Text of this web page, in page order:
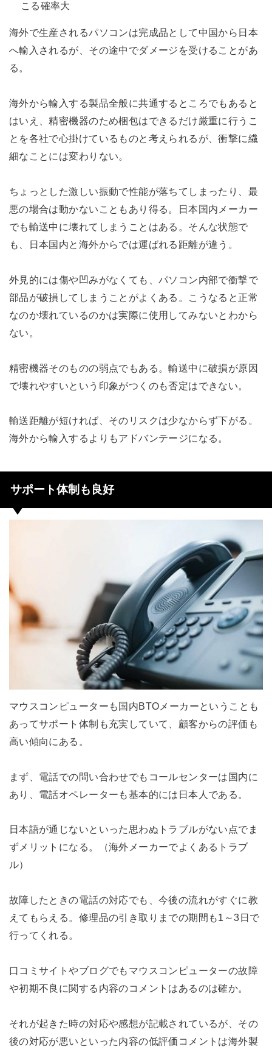
こる確率大
海外で生産されるパソコンは完成品として中国から日本
へ輸入されるが、その途中でダメージを受けることがあ
る。
海外から輸入する製品全般に共通するところでもあると
はいえ、精密機器のため梱包はできるだけ厳重に行うこ
とを各社で心掛けているものと考えられるが、衝撃に繊
細なことには変わりない。
ちょっとした激しい振動で性能が落ちてしまったり、最
悪の場合は動かないこともあり得る。日本国内メーカー
でも輸送中に壊れてしまうことはある。そんな状態で
も、日本国内と海外からでは運ばれる距離が違う。
外見的には傷や凹みがなくても、パソコン内部で衝撃で
部品が破損してしまうことがよくある。こうなると正常
なのか壊れているのかは実際に使用してみないとわから
ない。
精密機器そのものの弱点でもある。輸送中に破損が原因
で壊れやすいという印象がつくのも否定はできない。
輸送距離が短ければ、そのリスクは少なからず下がる。
海外から輸入するよりもアドバンテージになる。
サポート体制も良好
マウスコンピューターも国内BTOメーカーということも
あってサポート体制も充実していて、顧客からの評価も
高い傾向にある。
まず、電話での問い合わせでもコールセンターは国内に
あり、電話オペレーターも基本的には日本人である。
日本語が通じないといった思わぬトラブルがない点でま
ずメリットになる。（海外メーカーでよくあるトラブ
ル）
故障したときの電話の対応でも、今後の流れがすぐに教
えてもらえる。修理品の引き取りまでの期間も1～3日で
行ってくれる。
口コミサイトやブログでもマウスコンピューターの故障
や初期不良に関する内容のコメントはあるのは確か。
それが起きた時の対応や感想が記載されているが、その
後の対応が悪いといった内容の低評価コメントは海外製